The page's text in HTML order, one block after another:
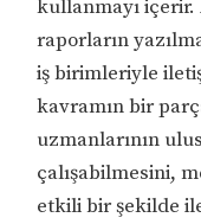
kullanmayı
raporların
iş birimleriyle
kavramın bir
uzmanlarının
çalışabilmesini,
etkili bir şekilde